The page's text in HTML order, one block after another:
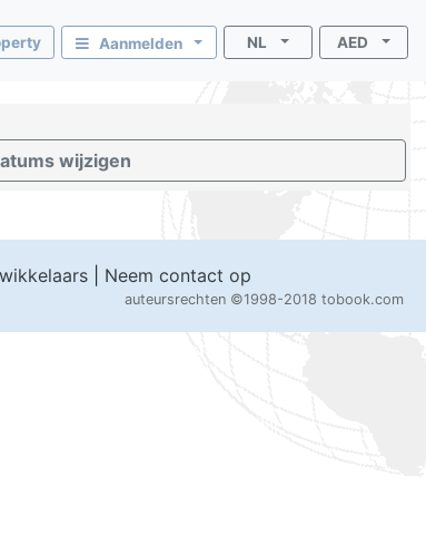
Aanmelden NL AED
wijzigen
| Neem contact op
auteursrechten ©1998-2018 tobook.com